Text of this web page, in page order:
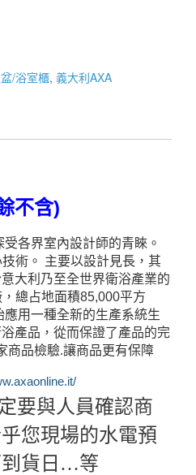
/浴室櫃, 義大利AXA
不含)
各界室內設計師的青睞。
術。 主要以設計見長，其
大利乃至全世界衛浴產業的
總占地面積85,000平方
用一種全新的生產系統生
產品，從而保證了產品的完
商品檢驗.讓商品更有保障
要與人員確認商
您現場的水電預
到貨日…等